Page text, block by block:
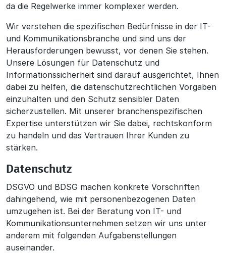
da die Regelwerke immer komplexer werden.
Wir verstehen die spezifischen Bedürfnisse in der IT-
und Kommunikationsbranche und sind uns der
Herausforderungen bewusst, vor denen Sie stehen.
Unsere Lösungen für Datenschutz und
Informationssicherheit sind darauf ausgerichtet, Ihnen
dabei zu helfen, die datenschutzrechtlichen Vorgaben
einzuhalten und den Schutz sensibler Daten
sicherzustellen. Mit unserer branchenspezifischen
Expertise unterstützen wir Sie dabei, rechtskonform
zu handeln und das Vertrauen Ihrer Kunden zu
stärken.
Datenschutz
DSGVO und BDSG machen konkrete Vorschriften
dahingehend, wie mit personenbezogenen Daten
umzugehen ist. Bei der Beratung von IT- und
Kommunikationsunternehmen setzen wir uns unter
anderem mit folgenden Aufgabenstellungen
auseinander.